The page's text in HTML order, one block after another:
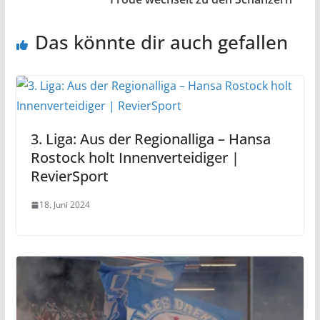
Das könnte dir auch gefallen
3. Liga: Aus der Regionalliga – Hansa
Rostock holt Innenverteidiger |
RevierSport
18. Juni 2024